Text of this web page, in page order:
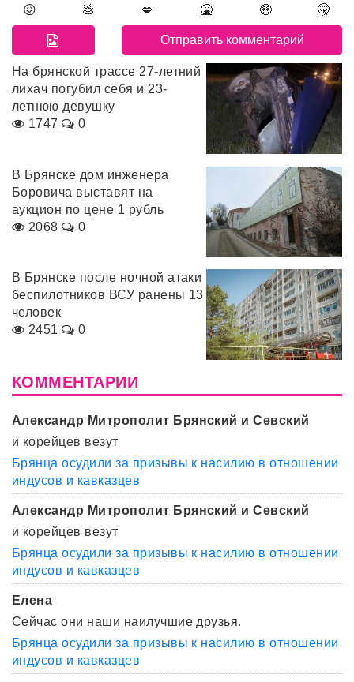
😖 💩 💋 🤮 🤑 🤫
На брянской трассе 27-летний
лихач погубил себя и 23-
летнюю девушку
1747
0
В Брянске дом инженера
Боровича выставят на
аукцион по цене 1 рубль
2068
0
В Брянске после ночной атаки
беспилотников ВСУ ранены 13
человек
2451
0
КОММЕНТАРИИ
Александр Митрополит Брянский и Севский
и корейцев везут
Брянца осудили за призывы к насилию в отношении
индусов и кавказцев
Александр Митрополит Брянский и Севский
и корейцев везут
Брянца осудили за призывы к насилию в отношении
индусов и кавказцев
Елена
Сейчас они наши наилучшие друзья.
Брянца осудили за призывы к насилию в отношении
индусов и кавказцев